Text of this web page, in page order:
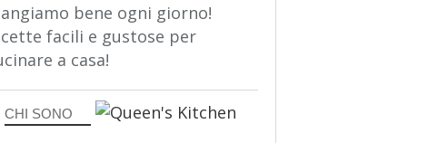
bene ogni giorno!
facili e gustose per
a casa!
CHI SONO